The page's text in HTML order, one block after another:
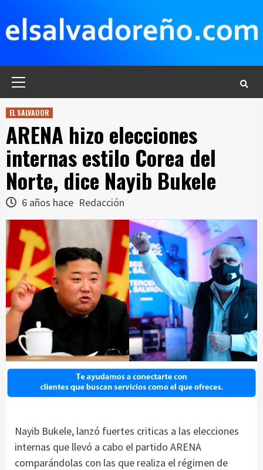
contenido
EL SALVADOR
ARENA hizo elecciones
internas estilo Corea del
Norte, dice Nayib Bukele
6 años hace Redacción
Nayib Bukele, lanzó fuertes criticas a las elecciones
internas que llevó a cabo el partido ARENA
comparándolas con las que realiza el régimen de